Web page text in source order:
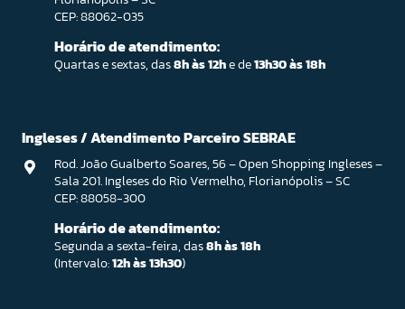
CEP: 88062-035
Horário de atendimento:
Quartas e sextas, das8h às 12he de13h30 às 18h
Ingleses / Atendimento Parceiro SEBRAE
Rod. João Gualberto Soares, 56 – Open Shopping Ingleses –
Sala 201. Ingleses do Rio Vermelho, Florianópolis – SC
CEP: 88058-300
Horário de atendimento:
Segunda a sexta-feira, das8h às 18h
(Intervalo:12h às 13h30)